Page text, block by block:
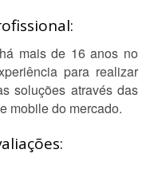
mais de 16 anos no
para realizar
soluções através das
mobile do mercado.